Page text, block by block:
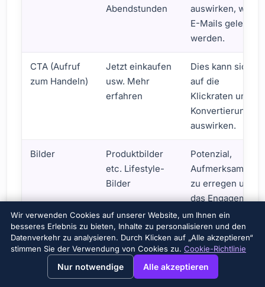
View this page in English?
Verbessern der mobilen E-Mail-Leistung durch A/B-Tests
Abendstunden
auswirken, wann
E-Mails gelesen
werden.
CTA (Aufruf
zum Handeln)
Jetzt einkaufen
usw. Mehr
erfahren
Dies kann sich
auf die
Klickraten und
Konvertierungen
auswirken.
Bilder
Produktbilder
etc. Lifestyle-
Bilder
Potenzial,
Aufmerksamkeit
zu erregen und
das Engagement
zu steigern.
Denken Sie daran, dass A/B-Tests ein
Wir verwenden Cookies auf unserer Website, um Ihnen ein
besseres Erlebnis zu bieten, Inhalte zu personalisieren und den
Datenverkehr zu analysieren. Durch Klicken auf „Alle akzeptieren“
stimmen Sie der Verwendung von Cookies zu. Cookie-Richtlinie
Nur notwendige Alle akzeptieren